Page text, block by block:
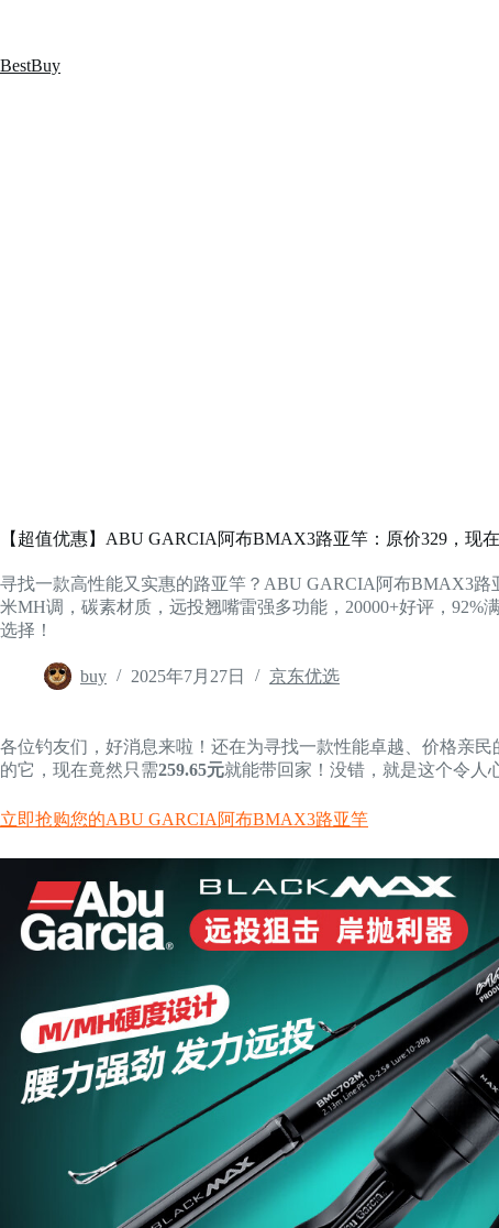
内
容
BestBuy
【超值优惠】ABU GARCIA阿布BMAX3路亚竿：原价329，现
寻找一款高性能又实惠的路亚竿？ABU GARCIA阿布BMAX3路
米MH调，碳素材质，远投翘嘴雷强多功能，20000+好评，92%
选择！
buy 2025年7月27日 京东优选
各位钓友们，好消息来啦！还在为寻找一款性能卓越、价格亲
的它，现在竟然只需259.65元就能带回家！没错，就是这个令人
立即抢购您的ABU GARCIA阿布BMAX3路亚竿